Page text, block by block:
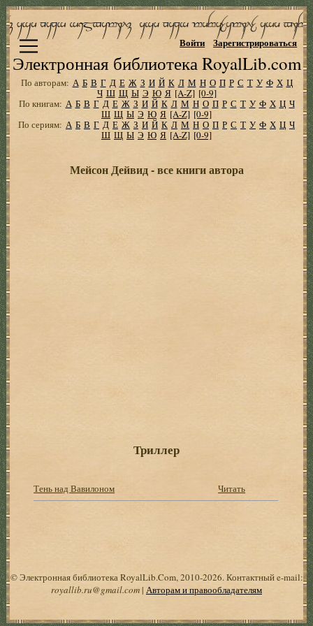
Электронная библиотека RoyalLib.com
Войти Зарегистрироваться
По авторам: А Б В Г Д Е Ж З И Й К Л М Н О П Р С Т У Ф Х Ц
Ч Ш Щ Ы Э Ю Я [A-Z] [0-9]
По книгам: А Б В Г Д Е Ж З И Й К Л М Н О П Р С Т У Ф Х Ц Ч
Ш Щ Ы Э Ю Я [A-Z] [0-9]
По сериям: А Б В Г Д Е Ж З И Й К Л М Н О П Р С Т У Ф Х Ц Ч
Ш Щ Ы Э Ю Я [A-Z] [0-9]
Мейсон Дейвид - все книги автора
Триллер
Тень над Вавилоном Читать
© Электронная библиотека RoyalLib.Com, 2010-2026. Контактный e-mail:
royallib.ru@gmail.com| Авторам и правообладателям